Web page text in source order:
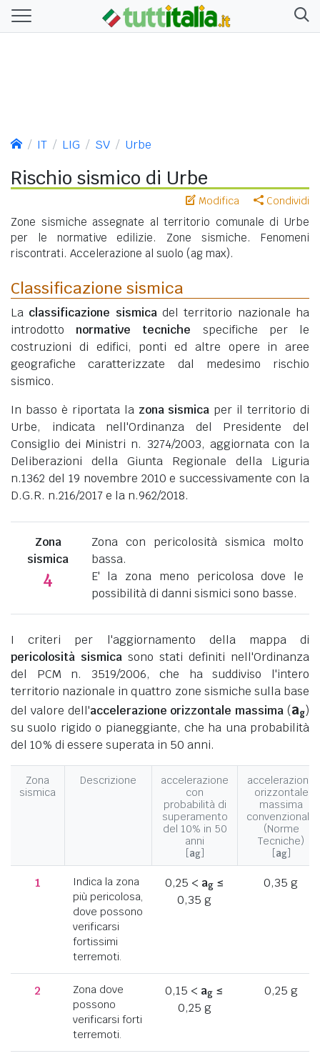
IT LIG SV Urbe
Rischio sismico di Urbe
Modifica Condividi
Zone sismiche assegnate al territorio comunale di Urbe
per le normative edilizie. Zone sismiche. Fenomeni
riscontrati. Accelerazione al suolo (ag max).
Classificazione sismica
La classificazione sismicadel territorio nazionale ha
introdotto normative tecniche specifiche per le
costruzioni di edifici, ponti ed altre opere in aree
geografiche caratterizzate dal medesimo rischio
sismico.
In basso è riportata la zona sismica per il territorio di
Urbe, indicata nell'Ordinanza del Presidente del
Consiglio dei Ministri n. 3274/2003, aggiornata con la
Deliberazioni della Giunta Regionale della Liguria
n.1362 del 19 novembre 2010 e successivamente con la
D.G.R. n.216/2017 e la n.962/2018.
Zona
sismica
4
Zona con pericolosità sismica molto
bassa.
E' la zona meno pericolosa dove le
possibilità di danni sismici sono basse.
I criteri per l'aggiornamento della mappa di
pericolosità sismica sono stati definiti nell'Ordinanza
del PCM n. 3519/2006, che ha suddiviso l'intero
territorio nazionale in quattro zone sismiche sulla base
del valore dell'accelerazione orizzontale massima (ag)
su suolo rigido o pianeggiante, che ha una probabilità
del 10% di essere superata in 50 anni.
Zona
sismica
Descrizione
accelerazione
con
probabilità di
superamento
del 10% in 50
anni
[ag]
accelerazione
orizzontale
massima
convenzionale
(Norme
Tecniche)
[ag]
1
Indica la zona
più pericolosa,
dove possono
verificarsi
fortissimi
terremoti.
0,25 < ag≤
0,35 g
0,35 g
2
Zona dove
possono
verificarsi forti
terremoti.
0,15 < ag ≤
0,25 g
0,25 g